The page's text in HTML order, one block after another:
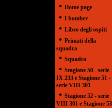
• Home page
• I bomber
• Libro degli ospiti
• Primati della
squadra
• Squadra
• Stagione 50 - serie
IX 233 e Stagione 51 -
serie VIII 301
• Stagione 52 - serie
VIII 301 e Stagione